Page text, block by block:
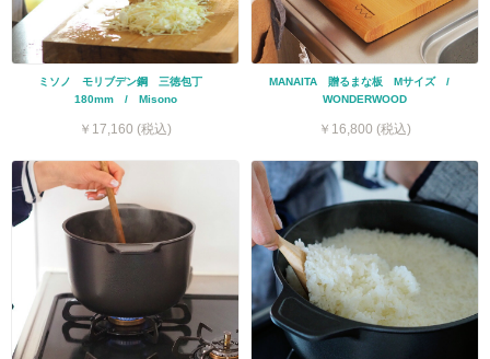
ミソノ モリブデン鋼 三徳包丁
180mm / Misono
￥17,160 (税込)
MANAITA 贈るまな板 Mサイズ /
WONDERWOOD
￥16,800 (税込)